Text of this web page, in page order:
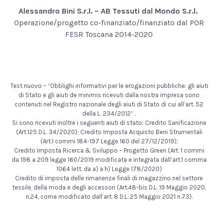
Alessandro Bini S.r.l. – AB Tessuti dal Mondo S.r.l.
Operazione/progetto co-finanziato/finanziato dal POR
FESR Toscana 2014-2020
Test nuovo – “Obblighi informativi per le erogazioni pubbliche: gli aiuti
di Stato e gli aiuti de minimis ricevuti dalla nostra impresa sono
contenuti nel Registro nazionale degli aiuti di Stato di cui all’art. 52
della L. 234/2012” .
Si sono ricevuti inoltre i seguenti aiuti di stato: Credito Sanificazione
(Art.125 D.L. 34/2020); Credito Imposta Acquisto Beni Strumentali
(Art.1 commi 184-197 Legge 160 del 27/12/2019);
Credito Imposta Ricerca & Sviluppo – Progetto Green (Art. 1 commi
da 198 a 209 legge 160/2019 modificata e integrata dall’art.1 comma
1064 lett. da a) a h) Legge 178/2020)
Credito di imposta delle rimanenze finali di magazzino nel settore
tessile, della moda e degli accessori (Art.48-bis D.L. 19 Maggio 2020,
n.24, come modificato dall’art. 8 D.L. 25 Maggio 2021 n.73).